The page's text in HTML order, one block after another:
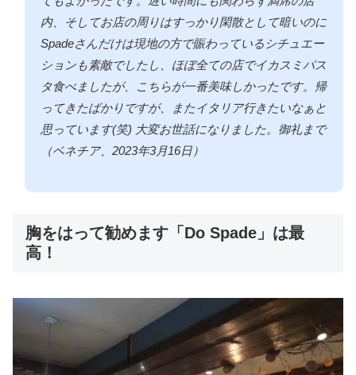
内、そしてお店の周りはすっかり閑散として暗いのに
Spadeさんだけは現地の方で賑わっているシチュエー
ションも素敵でしたし、ほぼ全ての店でイカスミパス
タ食べましたが、こちらが一番美味しかったです。帰
ってきたばかりですが、またイタリア行きたいなぁと
思っています(笑) 大変お世話になりました。御礼まで
（ベネチア、2023年3月16日）
胸をはって勧めます「Do Spade」は最
高！